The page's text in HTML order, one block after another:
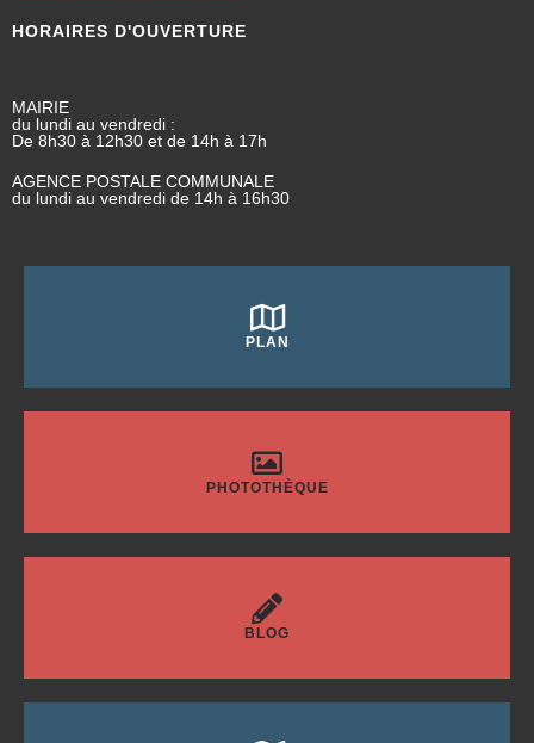
HORAIRES D'OUVERTURE
MAIRIE
du lundi au vendredi :
De 8h30 à 12h30 et de 14h à 17h
AGENCE POSTALE COMMUNALE
du lundi au vendredi de 14h à 16h30
PLAN
PHOTOTHÈQUE
BLOG